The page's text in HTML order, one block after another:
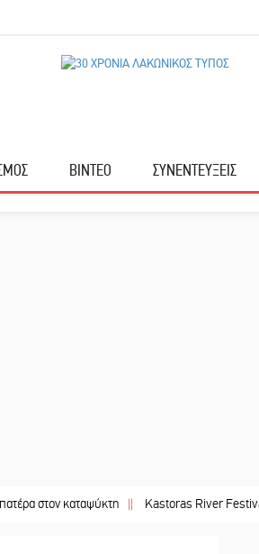
ΒΙΝΤΕΟ ΣΥΝΕΝΤΕΥΞΕΙΣ
|| Kastoras River Festival 2026: Ένα